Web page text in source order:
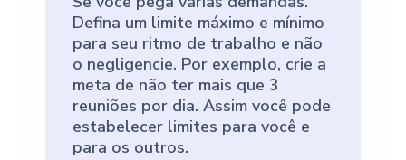
Defina um limite máximo e mínimo
para seu ritmo de trabalho e não
o negligencie. Por exemplo, crie a
meta de não ter mais que 3
reuniões por dia. Assim você pode
estabelecer limites para você e
para os outros.